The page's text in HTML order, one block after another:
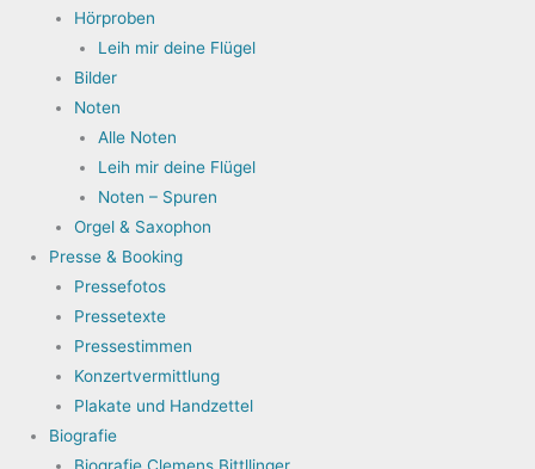
Hörproben
Leih mir deine Flügel
Bilder
Noten
Alle Noten
Leih mir deine Flügel
Noten – Spuren
Orgel & Saxophon
Presse & Booking
Pressefotos
Pressetexte
Pressestimmen
Konzertvermittlung
Plakate und Handzettel
Biografie